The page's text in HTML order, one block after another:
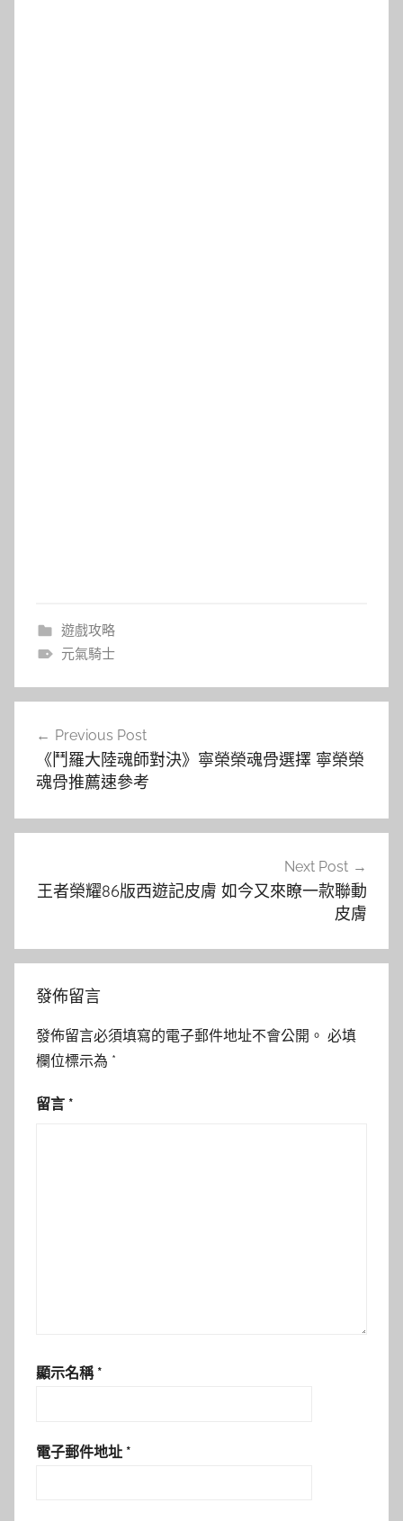
遊戲攻略
元氣騎士
導
覽
Previous Post
《鬥羅大陸魂師對決》寧榮榮魂骨選擇 寧榮榮
魂骨推薦速參考
Next Post
王者榮耀86版西遊記皮膚 如今又來瞭一款聯動
皮膚
發佈留言
發佈留言必須填寫的電子郵件地址不會公開。 必填
欄位標示為 *
留言 *
顯示名稱 *
電子郵件地址 *